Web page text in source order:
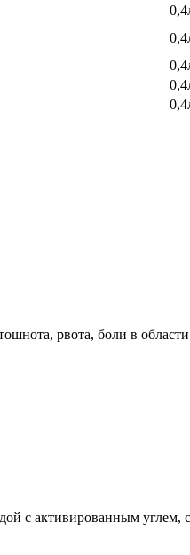
рвота, боли в
с активированным углем,